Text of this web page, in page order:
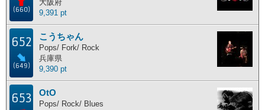
(660)
大阪府
9,391 pt
652
(649)
こうちゃん
Pops/ Fork/ Rock
兵庫県
9,390 pt
653 OtO
Pops/ Rock/ Blues